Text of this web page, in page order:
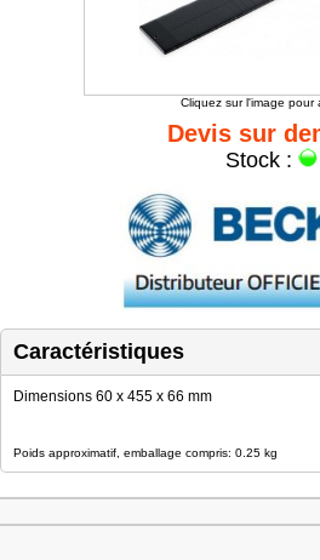
Cliquez sur l'image pour
Devis sur
Stock :
Caractéristiques
Dimensions 60 x 455 x 66 mm
Poids approximatif, emballage compris: 0.25 kg